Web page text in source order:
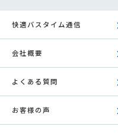
快適バスタイム通信
会社概要
よくある質問
お客様の声